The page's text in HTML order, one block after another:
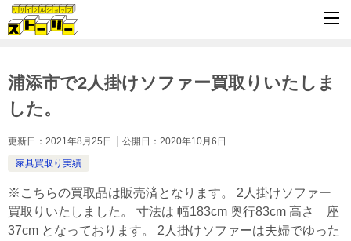
浦添市で2人掛けソファー買取りいたしま
した。
更新日： 2021年8月25日 公開日： 2020年10月6日
家具買取り実績
※こちらの買取品は販売済となります。 2人掛けソファー
買取りいたしました。 寸法は 幅183cm 奥行83cm 高さ 座
37cm となっております。 2人掛けソファーは夫婦でゆった